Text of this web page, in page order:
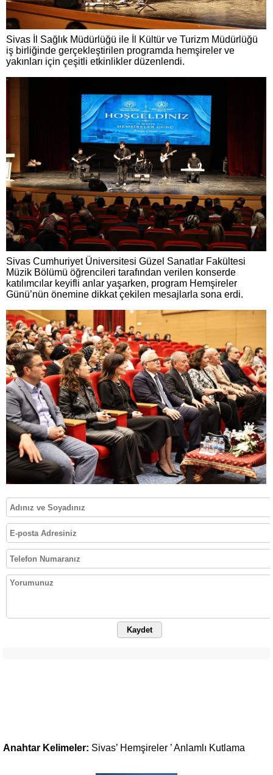
Sivas İl Sağlık Müdürlüğü ile İl Kültür ve Turizm Müdürlüğü
iş birliğinde gerçekleştirilen programda hemşireler ve
yakınları için çeşitli etkinlikler düzenlendi.
Sivas Cumhuriyet Üniversitesi Güzel Sanatlar Fakültesi
Müzik Bölümü öğrencileri tarafından verilen konserde
katılımcılar keyifli anlar yaşarken, program Hemşireler
Günü’nün önemine dikkat çekilen mesajlarla sona erdi.
Kaydet
Anahtar Kelimeler: Sivas’ Hemşireler ’Anlamlı Kutlama